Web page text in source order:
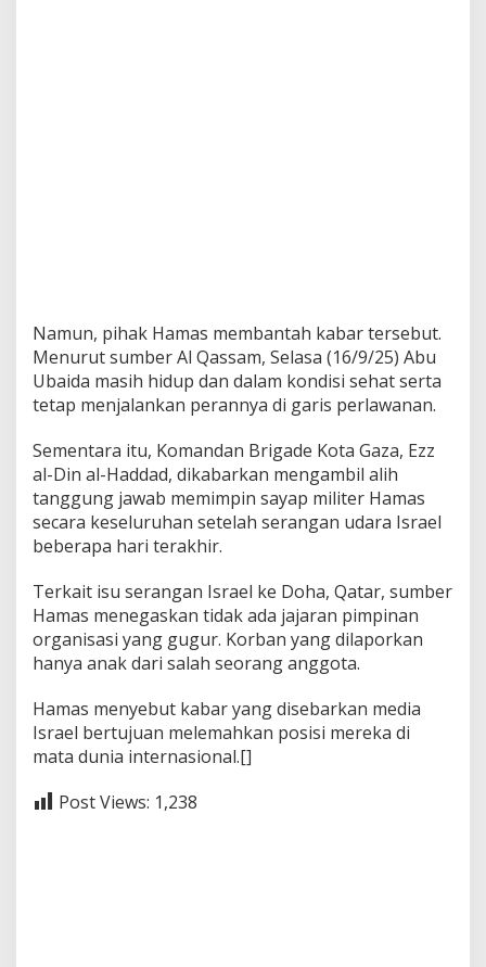
Namun, pihak Hamas membantah kabar tersebut.
Menurut sumber Al Qassam, Selasa (16/9/25) Abu
Ubaida masih hidup dan dalam kondisi sehat serta
tetap menjalankan perannya di garis perlawanan.
Sementara itu, Komandan Brigade Kota Gaza, Ezz
al-Din al-Haddad, dikabarkan mengambil alih
tanggung jawab memimpin sayap militer Hamas
secara keseluruhan setelah serangan udara Israel
beberapa hari terakhir.
Terkait isu serangan Israel ke Doha, Qatar, sumber
Hamas menegaskan tidak ada jajaran pimpinan
organisasi yang gugur. Korban yang dilaporkan
hanya anak dari salah seorang anggota.
Hamas menyebut kabar yang disebarkan media
Israel bertujuan melemahkan posisi mereka di
mata dunia internasional.[]
Post Views: 1,238